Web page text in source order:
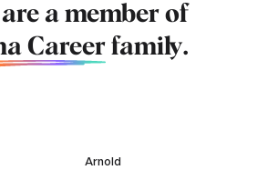
a member of
Career family.
Arnold